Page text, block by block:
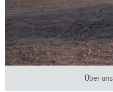
Über uns